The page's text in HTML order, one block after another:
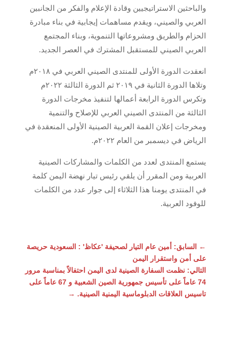
والباحثين الاستراتيجيين وقادة الإعلام والفكر من الجانبين
العربي والصيني، ويقدم مساهمات إيجابية في بناء مبادرة
الحزام والطريق ومشروعاتها التنموية، وبناء المجتمع
العربي الصيني للمستقبل المشترك في العصر الجديد.
انعقدت الدورة الأولى للمنتدى الصيني العربي في ٢٠١٨م
وتلاها الدورة الثانية في ٢٠١٩ ثم الدورة الثالثة ٢٠٢٢م
وتكرس الدورة الرابعة أعمالها لتنفيذ مخرجات الدورة
الثالثة من المنتدى الصيني العربي للإصلاح والتنمية
ومخرجات إعلان القمة العربية الصينية الأولى المنعقدة في
الرياض في ديسمبر من العام ٢٠٢٢م.
يستمع المنتدى لعدد من الكلمات والمشاركات الصينية
العربية ومن المقرر أن يلقي رئيس تيار نهضة اليمن كلمة
في المنتدى يومنا هذا الثلاثاء إلى جوار عدد من الكلمات
للوفود العربية.
←
السابق: أمين عام التيار لصحيفة 'عكاظ' : السعودية حريصة
على أمن واستقرار اليمن
التالي: نظمت السفارة الصينية لدى اليمن احتفالاً بمناسبة مرور
74 عاماً على تأسيس جمهورية الصين الشعبية و 67 عاماً على
تاسيس العلاقات الدبلوماسية اليمنية الصينية. →